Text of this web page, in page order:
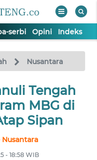
serbi Opini Indeks
Nusantara
Tengah
MBG di
Sipan
- 18:58 WIB